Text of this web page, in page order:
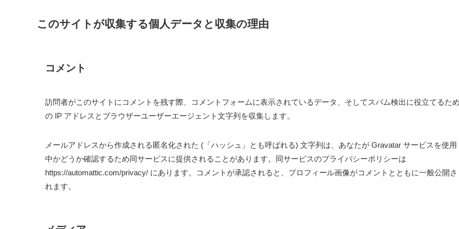
このサイトが収集する個人データと収集の理由
コメント
訪問者がこのサイトにコメントを残す際、コメントフォームに表示されているデータ、そしてスパム検出に役立てるため
の IP アドレスとブラウザーユーザーエージェント文字列を収集します。
メールアドレスから作成される匿名化された (「ハッシュ」とも呼ばれる) 文字列は、あなたが Gravatar サービスを使用
中かどうか確認するため同サービスに提供されることがあります。同サービスのプライバシーポリシーは
https://automattic.com/privacy/ にあります。コメントが承認されると、プロフィール画像がコメントとともに一般公開さ
れます。